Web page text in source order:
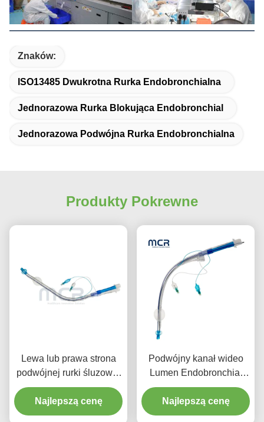
Znaków:
ISO13485 Dwukrotna Rurka Endobronchialna
Jednorazowa Rurka Blokująca Endobronchial
Jednorazowa Podwójna Rurka Endobronchialna
Produkty Pokrewne
Lewa lub prawa strona
podwójnej rurki śluzowej
z kanałem wideo
Najlepszą cenę
Podwójny kanał wideo
Lumen Endobronchial
Tube Visual Oral PVC
Plain
Najlepszą cenę